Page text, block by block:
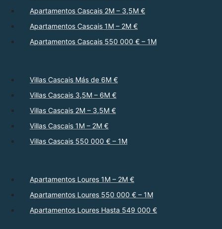
Apartamentos Cascais 2M – 3,5M €
Apartamentos Cascais 1M – 2M €
Apartamentos Cascais 550 000 € – 1M
Villas Cascais Más de 6M €
Villas Cascais 3,5M – 6M €
Villas Cascais 2M – 3,5M €
Villas Cascais 1M – 2M €
Villas Cascais 550 000 € – 1M
Apartamentos Loures 1M – 2M €
Apartamentos Loures 550 000 € – 1M
Apartamentos Loures Hasta 549 000 €